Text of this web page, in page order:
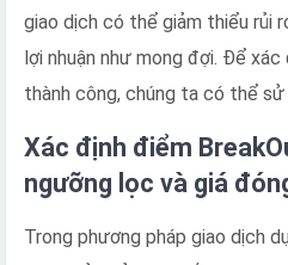
giao dịch có thể giảm thiểu rủi
lợi nhuận như mong đợi. Để
thành công, chúng ta có thể
Xác định điểm
ngưỡng lọc và giá
Trong phương pháp giao dịch